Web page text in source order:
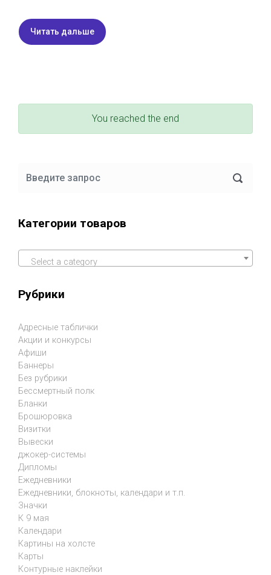
Читать дальше
You reached the end
Категории товаров
Select a category
Рубрики
Адресные таблички
Акции и конкурсы
Афиши
Баннеры
Без рубрики
Бессмертный полк
Бланки
Брошюровка
Визитки
Вывески
джокер-системы
Дипломы
Ежедневники
Ежедневники, блокноты, календари и т.п.
Значки
К 9 мая
Календари
Картины на холсте
Карты
Контурные наклейки